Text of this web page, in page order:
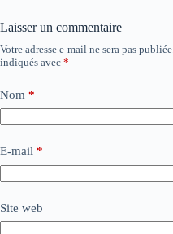
Laisser un commentaire
Votre adresse e-mail ne sera pas publiée.
indiqués avec *
Nom *
E-mail *
Site web